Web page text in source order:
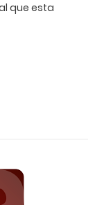
que esta